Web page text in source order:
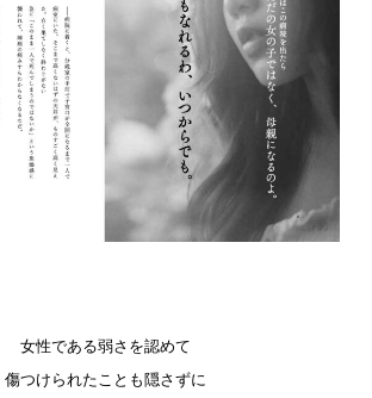
女性である弱さを認めて
傷つけられたことも隠さずに